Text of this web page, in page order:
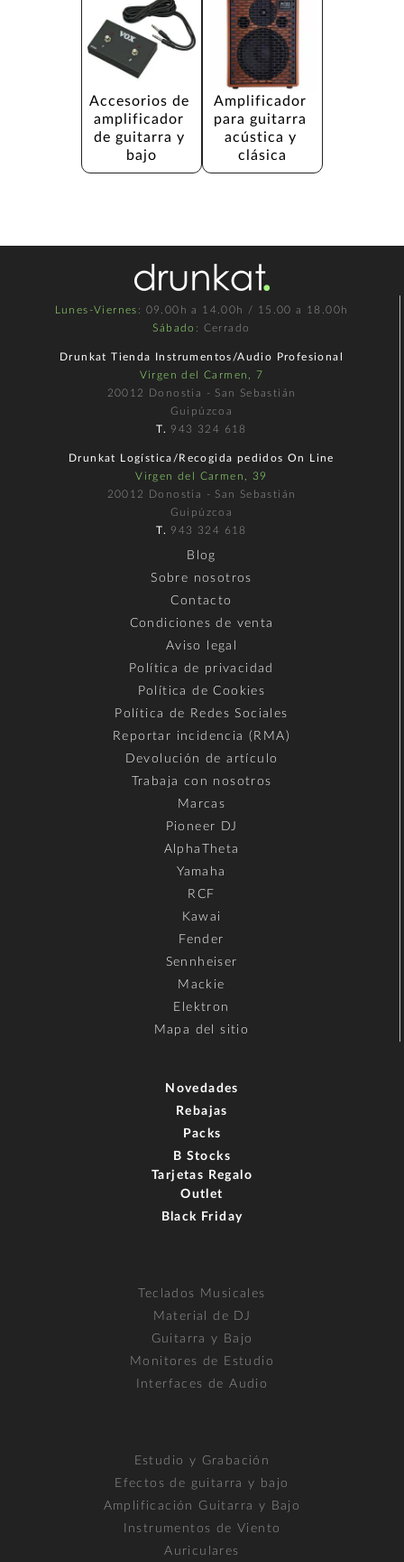
Accesorios de
amplificador
de guitarra y
bajo
Amplificador
para guitarra
acústica y
clásica
Lunes-Viernes : 09.00h a 14.00h / 15.00 a 18.00h
Sábado : Cerrado
Drunkat Tienda Instrumentos/Audio Profesional
Virgen del Carmen, 7
20012 Donostia - San Sebastián
Guipúzcoa
T. 943 324 618
Drunkat Logística/Recogida pedidos On Line
Virgen del Carmen, 39
20012 Donostia - San Sebastián
Guipúzcoa
T. 943 324 618
Blog
Sobre nosotros
Contacto
Condiciones de venta
Aviso legal
Política de privacidad
Política de Cookies
Política de Redes Sociales
Reportar incidencia (RMA)
Devolución de artículo
Trabaja con nosotros
Marcas
Pioneer DJ
AlphaTheta
Yamaha
RCF
Kawai
Fender
Sennheiser
Mackie
Elektron
Mapa del sitio
Novedades
Rebajas
Packs
B Stocks
Tarjetas Regalo
Outlet
Black Friday
Teclados Musicales
Material de DJ
Guitarra y Bajo
Monitores de Estudio
Interfaces de Audio
Estudio y Grabación
Efectos de guitarra y bajo
Amplificación Guitarra y Bajo
Instrumentos de Viento
Auriculares